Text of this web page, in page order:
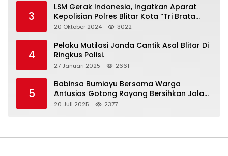
3
LSM Gerak Indonesia, Ingatkan Aparat
Kepolisian Polres Blitar Kota “Tri Brata
Polri” Harus Diamalkan
20 Oktober 2024 3022
4
Pelaku Mutilasi Janda Cantik Asal Blitar Di
Ringkus Polisi.
27 Januari 2025 2661
5
Babinsa Bumiayu Bersama Warga
Antusias Gotong Royong Bersihkan Jalan
Dusun Banaran
20 Juli 2025 2377